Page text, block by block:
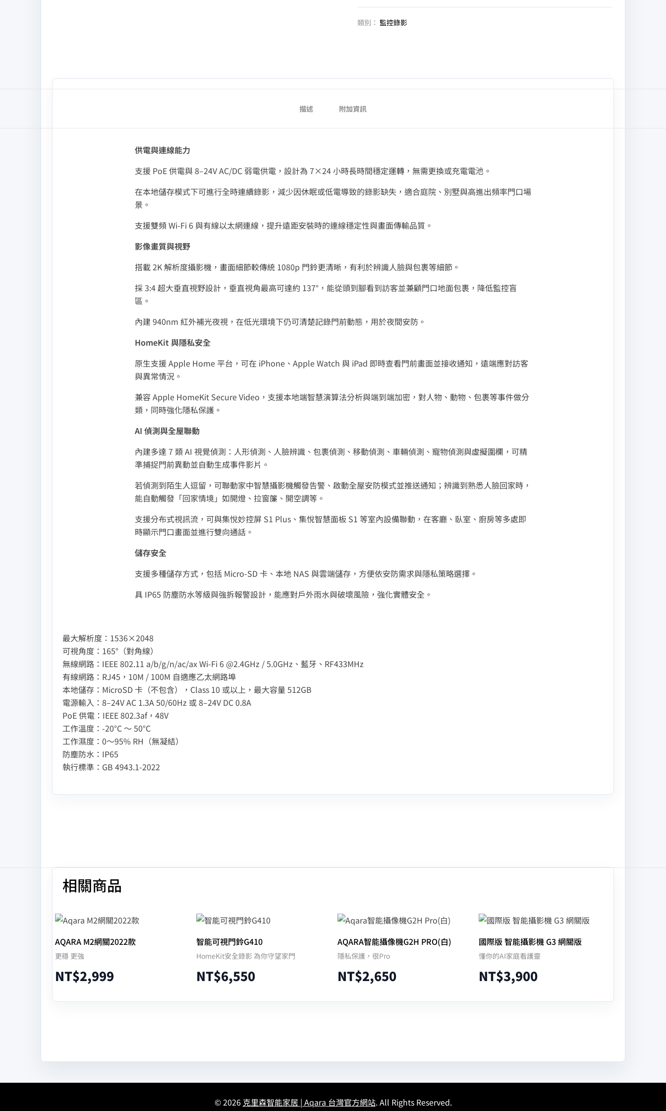
類別： 監控錄影
描述 附加資訊
供電與連線能力
支援 PoE 供電與 8–24V AC/DC 弱電供電，設計為 7×24 小時長時間穩定運轉，無需更換或充電電池。
在本地儲存模式下可進行全時連續錄影，減少因休眠或低電導致的錄影缺失，適合庭院、別墅與高進出頻率門口場
景。
​支援雙頻 Wi‑Fi 6 與有線以太網連線，提升遠距安裝時的連線穩定性與畫面傳輸品質。
影像畫質與視野
搭載 2K 解析度攝影機，畫面細節較傳統 1080p 門鈴更清晰，有利於辨識人臉與包裹等細節。
​採 3:4 超大垂直視野設計，垂直視角最高可達約 137°，能從頭到腳看到訪客並兼顧門口地面包裹，降低監控盲
區。
內建 940nm 紅外補光夜視，在低光環境下仍可清楚記錄門前動態，用於夜間安防。
HomeKit 與隱私安全
原生支援 Apple Home 平台，可在 iPhone、Apple Watch 與 iPad 即時查看門前畫面並接收通知，遠端應對訪客
與異常情況。
兼容 Apple HomeKit Secure Video，支援本地端智慧演算法分析與端到端加密，對人物、動物、包裹等事件做分
類，同時強化隱私保護。
AI 偵測與全屋聯動
內建多達 7 類 AI 視覺偵測：人形偵測、人臉辨識、包裹偵測、移動偵測、車輛偵測、寵物偵測與虛擬圍欄，可精
準捕捉門前異動並自動生成事件影片。
若偵測到陌生人逗留，可聯動家中智慧攝影機觸發告警、啟動全屋安防模式並推送通知；辨識到熟悉人臉回家時，
能自動觸發「回家情境」如開燈、拉窗簾、開空調等。
​支援分布式視訊流，可與集悅妙控屏 S1 Plus、集悅智慧面板 S1 等室內設備聯動，在客廳、臥室、廚房等多處即
時顯示門口畫面並進行雙向通話。
儲存安全
​支援多種儲存方式，包括 Micro‑SD 卡、本地 NAS 與雲端儲存，方便依安防需求與隱私策略選擇。
具 IP65 防塵防水等級與強拆報警設計，能應對戶外雨水與破壞風險，強化實體安全。
最大解析度：1536×2048
可視角度：165°（對角線）
無線網路：IEEE 802.11 a/b/g/n/ac/ax Wi-Fi 6 @2.4GHz / 5.0GHz、藍牙、RF433MHz
有線網路：RJ45，10M / 100M 自適應乙太網路埠
本地儲存：MicroSD 卡（不包含），Class 10 或以上，最大容量 512GB
電源輸入：8–24V AC 1.3A 50/60Hz 或 8–24V DC 0.8A
PoE 供電：IEEE 802.3af，48V
工作溫度：-20°C ～ 50°C
工作濕度：0～95% RH（無凝結）
防塵防水：IP65
執行標準：GB 4943.1-2022
相關商品
AQARA M2網關2022款
更穩 更強
NT$2,999
加入購物車
智能可視門鈴G410
HomeKit安全錄影 為你守望家門
NT$6,550
選擇規格
AQARA智能攝像機G2H PRO(白)
隱私保護，很Pro
NT$2,650
加入購物車
國際版 智能攝影機 G3 網關版
懂你的AI家庭看護靈
NT$3,900
加入購物車
© 2026 克里森智能家居 | Aqara 台灣官方網站. All Rights Reserved.